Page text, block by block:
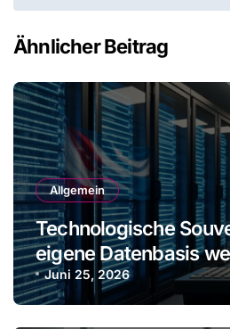
Ähnlicher Beitrag
Allgemein
Technologische
eigene Datenbasis
Wettbewerbsvorteil
Juni 25, 2026